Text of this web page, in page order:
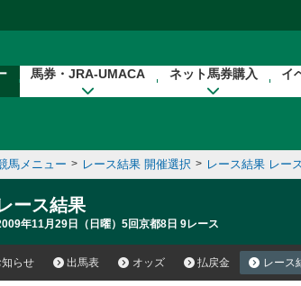
馬券・JRA-UMACA ネット馬券購入 イ
馬メニュー > レース結果 開催選択 > レース結果 レー
ース結果
年11月29日（日曜）5回京都8日 9レース
らせ 出馬表 オッズ 払戻金 レース